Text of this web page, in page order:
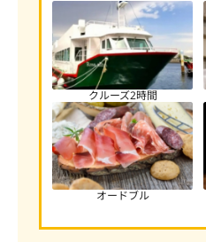
クルーズ2時間
オードブル